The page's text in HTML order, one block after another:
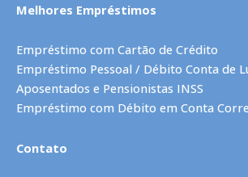
Melhores Empréstimos
Empréstimo com Cartão de Crédito
Empréstimo Pessoal / Débito Conta de
Aposentados e Pensionistas INSS
Empréstimo com Débito em Conta
Contato